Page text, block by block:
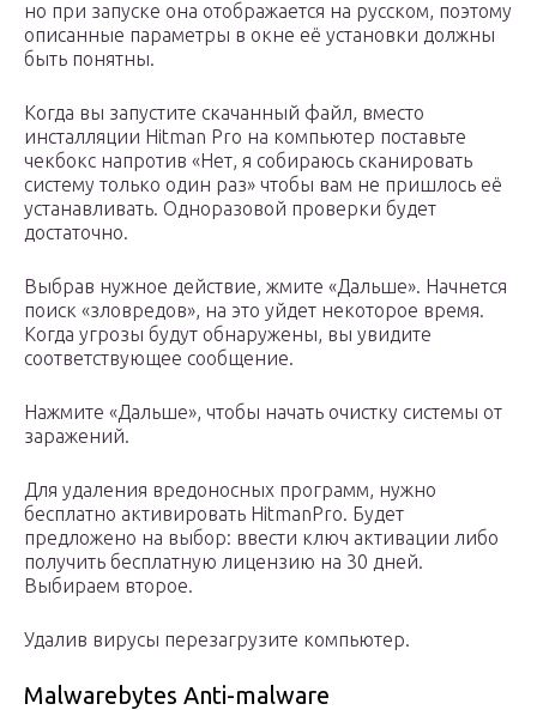
но при запуске она отображается на русском, поэтому
описанные параметры в окне её установки должны
быть понятны.
Когда вы запустите скачанный файл, вместо
инсталляции Hitman Pro на компьютер поставьте
чекбокс напротив «Нет, я собираюсь сканировать
систему только один раз» чтобы вам не пришлось её
устанавливать. Одноразовой проверки будет
достаточно.
Выбрав нужное действие, жмите «Дальше». Начнется
поиск «зловредов», на это уйдет некоторое время.
Когда угрозы будут обнаружены, вы увидите
соответствующее сообщение.
Нажмите «Дальше», чтобы начать очистку системы от
заражений.
Для удаления вредоносных программ, нужно
бесплатно активировать HitmanPro. Будет
предложено на выбор: ввести ключ активации либо
получить бесплатную лицензию на 30 дней.
Выбираем второе.
Удалив вирусы перезагрузите компьютер.
Malwarebytes Anti-malware